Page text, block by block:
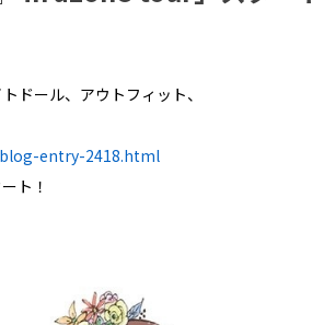
ドール、アウトフィット、
entry-2418.html
ト！